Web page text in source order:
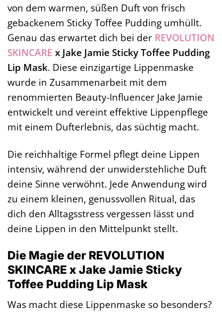
von dem warmen, süßen Duft von frisch
gebackenem Sticky Toffee Pudding umhüllt.
Genau das erwartet dich bei der REVOLUTION
SKINCARE x Jake Jamie Sticky Toffee Pudding
Lip Mask. Diese einzigartige Lippenmaske
wurde in Zusammenarbeit mit dem
renommierten Beauty-Influencer Jake Jamie
entwickelt und vereint effektive Lippenpflege
mit einem Dufterlebnis, das süchtig macht.
Die reichhaltige Formel pflegt deine Lippen
intensiv, während der unwiderstehliche Duft
deine Sinne verwöhnt. Jede Anwendung wird
zu einem kleinen, genussvollen Ritual, das
dich den Alltagsstress vergessen lässt und
deine Lippen in den Mittelpunkt stellt.
Die Magie der REVOLUTION
SKINCARE x Jake Jamie Sticky
Toffee Pudding Lip Mask
Was macht diese Lippenmaske so besonders?